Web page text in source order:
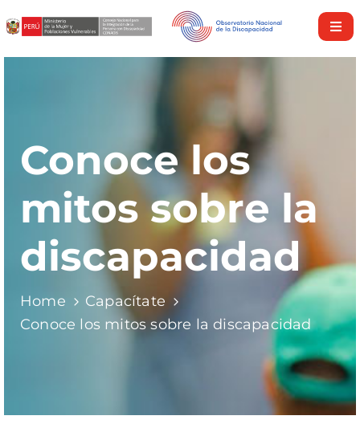
Inicio
Servicios
Investigaciones
Discapacidad
en
Nuestra
REINDIS
Conoce los
mitos sobre la
discapacidad
Home
Capacítate
Conoce los mitos sobre la discapacidad